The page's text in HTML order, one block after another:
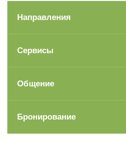
Направления
Сервисы
Общение
Бронирование